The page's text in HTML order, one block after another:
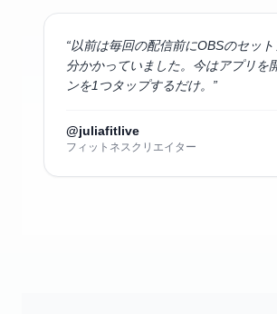
“以前は毎回の配信前にOBSのセッ
分かかっていました。今はアプリを
ンを1つタップするだけ。 ”
@juliafitlive
フィットネスクリエイター